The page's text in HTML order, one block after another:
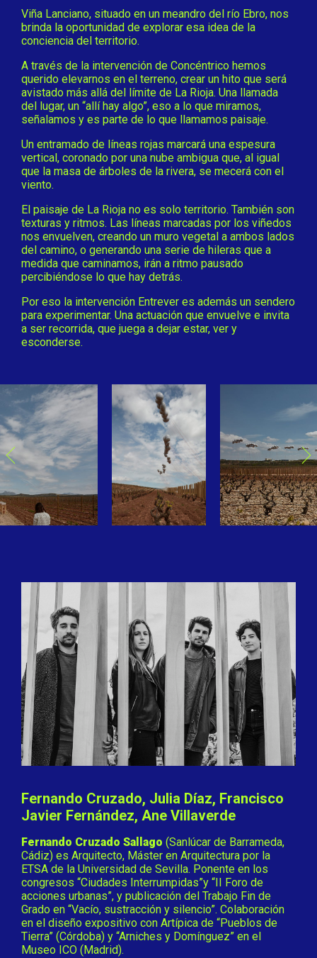
Viña Lanciano, situado en un meandro del río Ebro, nos
brinda la oportunidad de explorar esa idea de la
conciencia del territorio.
A través de la intervención de Concéntrico hemos
querido elevarnos en el terreno, crear un hito que será
avistado más allá del límite de La Rioja. Una llamada
del lugar, un “allí hay algo”, eso a lo que miramos,
señalamos y es parte de lo que llamamos paisaje.
Un entramado de líneas rojas marcará una espesura
vertical, coronado por una nube ambigua que, al igual
que la masa de árboles de la rivera, se mecerá con el
viento.
El paisaje de La Rioja no es solo territorio. También son
texturas y ritmos. Las líneas marcadas por los viñedos
nos envuelven, creando un muro vegetal a ambos lados
del camino, o generando una serie de hileras que a
medida que caminamos, irán a ritmo pausado
percibiéndose lo que hay detrás.
Por eso la intervención Entrever es además un sendero
para experimentar. Una actuación que envuelve e invita
a ser recorrida, que juega a dejar estar, ver y
esconderse.
Fernando Cruzado, Julia Díaz, Francisco
Javier Fernández, Ane Villaverde
Fernando Cruzado Sallago (Sanlúcar de Barrameda,
Cádiz) es Arquitecto, Máster en Arquitectura por la
ETSA de la Universidad de Sevilla. Ponente en los
congresos “Ciudades Interrumpidas”y “II Foro de
acciones urbanas”, y publicación del Trabajo Fin de
Grado en “Vacío, sustracción y silencio”. Colaboración
en el diseño expositivo con Artípica de “Pueblos de
Tierra” (Córdoba) y “Arniches y Domínguez” en el
Museo ICO (Madrid).